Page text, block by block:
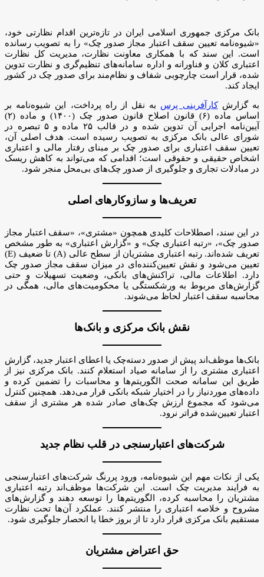
بانک مرکزی جمهوری اسلامی ایران در تازه‌ترین اقدام نظارتی خود،
«شیوه‌نامه تعیین سقف اعتبار مجاز صدور چک» را به تصویب رسانده
است. این سند که با همکاری معاونت نظارت، مدیریت کل نظارت
اعتباری کلان و فناورانه و اداره سامانه‌های تنظیم‌گری و نظارت تدوین
شده، قرار است چارچوبی شفاف و نظام‌مند برای صدور چک در کشور
ایجاد کند.
به گزارشکارآفرینی پرس به نقل از راه پرداخت، این شیوه‌نامه بر
اساس ماده (۶) قانون اصلاح قانون صدور چک (۱۴۰۰) و ماده (۲)
آیین‌نامه اجرایی آن تدوین شده و در قالب ۲۵ ماده و ۵ تبصره در
شورای عالی بانک مرکزی به تصویب رسیده است. هدف اصلی آن،
تعیین سقف اعتباری برای صدور چک بر مبنای رفتار مالی و اعتباری
اشخاص حقیقی و حقوقی است؛ اقدامی که می‌تواند به کاهش ریسک
در مبادلات تجاری و جلوگیری از صدور چک‌های بی‌محل منجر شود.
تعریف‌ها و سازوکارهای اصلی
در این سند، اصطلاحات کلیدی همچون «مشتری»، «سقف اعتبار مجاز
صدور چک»، «رتبه اعتباری چک» و «گزارش اعتباری» به طور مشخص
تعریف شده‌اند. رتبه اعتباری مشتریان از سطح عالی (A) تا ضعیف (E)
تعیین می‌شود و نقش تعیین‌کننده‌ای در میزان سقف مجاز صدور چک
دارد. اطلاعات مالی، تراکنش‌های بانکی، وضعیت تسهیلات و حتی
گزارش‌های مربوط به ورشکستگی یا محکومیت‌های مالی، همگی در
محاسبه سقف اعتبار لحاظ می‌شوند.
نقش بانک مرکزی و بانک‌ها
بانک‌ها موظف‌اند پیش از صدور دسته‌چک یا اعطای اعتبار جدید، گزارش
اعتباری مشتری را از سامانه صیاد استعلام کنند. بانک مرکزی نیز از
طریق این سامانه صحت الگوریتم‌ها و محاسبات را تضمین کرده و
داده‌های موردنیاز را در اختیار شبکه بانکی قرار می‌دهد. همچنین کنترل
می‌شود که مجموع ارزش چک‌های صادر شده هر مشتری از سقف
اعتبار تعیین‌شده فراتر نرود.
شرکت‌های اعتبارسنجی در قلب نظام جدید
یکی از نکات مهم این شیوه‌نامه، ورود پررنگ شرکت‌های اعتبارسنجی
به فرایند مدیریت چک است. این شرکت‌ها موظف‌اند رتبه اعتباری
مشتریان را محاسبه کرده، الگوریتم‌ها را توسعه دهند و گزارش‌های
مشروح و خلاصه اعتباری را منتشر کنند. عملکرد آن‌ها تحت نظارت
مستقیم بانک مرکزی قرار دارد تا از بروز خطا یا انحصار جلوگیری شود.
حق اعتراض مشتریان